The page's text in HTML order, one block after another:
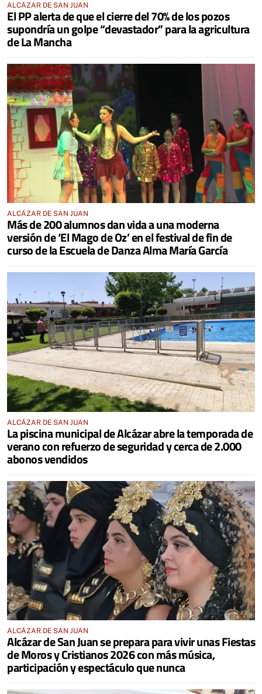
ALCÁZAR DE SAN JUAN
El PP alerta de que el cierre del 70% de los pozos
supondría un golpe “devastador” para la agricultura
de La Mancha
ALCÁZAR DE SAN JUAN
Más de 200 alumnos dan vida a una moderna
versión de ‘El Mago de Oz’ en el festival de fin de
curso de la Escuela de Danza Alma María García
ALCÁZAR DE SAN JUAN
La piscina municipal de Alcázar abre la temporada de
verano con refuerzo de seguridad y cerca de 2.000
abonos vendidos
ALCÁZAR DE SAN JUAN
Alcázar de San Juan se prepara para vivir unas Fiestas
de Moros y Cristianos 2026 con más música,
participación y espectáculo que nunca